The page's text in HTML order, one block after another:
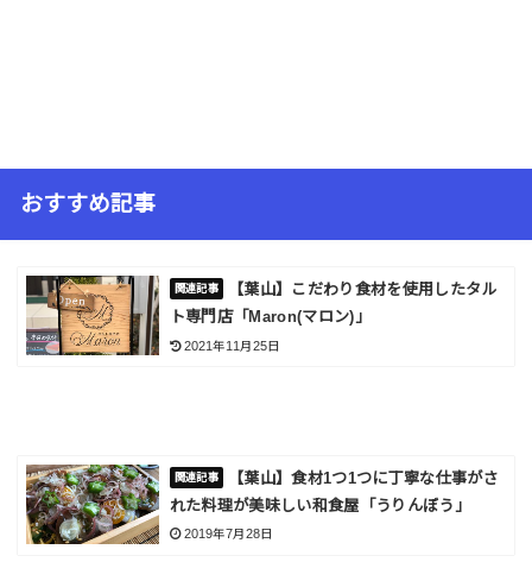
おすすめ記事
【葉山】こだわり食材を使用したタル
ト専門店「Maron(マロン)」
2021年11月25日
【葉山】食材1つ1つに丁寧な仕事がさ
れた料理が美味しい和食屋「うりんぼう」
2019年7月28日